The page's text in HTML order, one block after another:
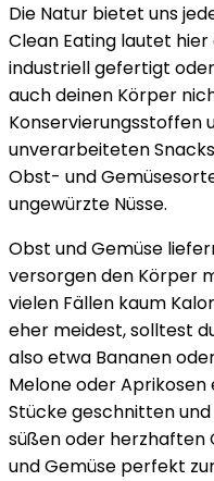
Die Natur bietet uns
Clean Eating lautet
industriell gefertigt
auch deinen Körper
Konservierungsstoffen
unverarbeiteten
Obst- und
ungewürzte Nüsse.
Obst und Gemüse
versorgen den Körper
vielen Fällen kaum
eher meidest, solltest
also etwa Bananen
Melone oder
Stücke geschnitten
süßen oder herzhaften
und Gemüse perfekt